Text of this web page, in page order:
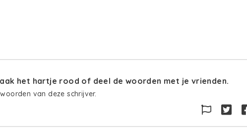
het hartje rood of deel de woorden met je vrienden.
van deze schrijver.